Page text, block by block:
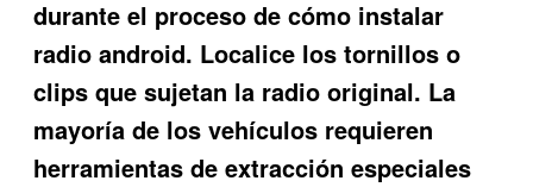
durante el proceso de cómo instalar
radio android. Localice los tornillos o
clips que sujetan la radio original. La
mayoría de los vehículos requieren
herramientas de extracción especiales